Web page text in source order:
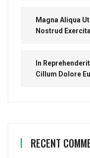
Magna Aliqua
Nostrud
In
Cillum Dolore
RECENT